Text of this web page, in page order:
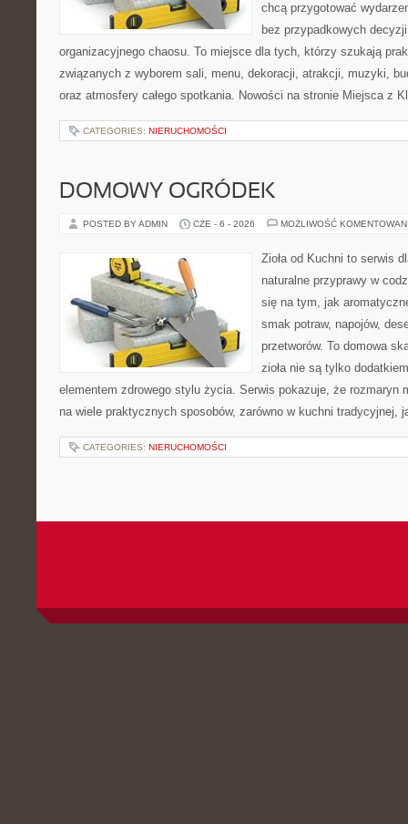
chcą przygotować
bez przypadkowych
organizacyjnego chaosu. To miejsce dla tych, którzy szukają
związanych z wyborem sali, menu, dekoracji, atrakcji, muzyki,
oraz atmosfery całego spotkania. Nowości na stronie Miejsca z
CATEGORIES: NIERUCHOMOŚCI
DOMOWY OGRÓDEK
POSTED BY ADMIN CZE - 6 - 2026 MOŻLIWOŚĆ
Zioła od Kuchni to serwis
naturalne przyprawy w
się na tym, jak
smak potraw, napojów,
przetworów. To domowa
zioła nie są tylko
elementem zdrowego stylu życia. Serwis pokazuje, że rozmaryn
na wiele praktycznych sposobów, zarówno w kuchni tradycyjnej,
CATEGORIES: NIERUCHOMOŚCI